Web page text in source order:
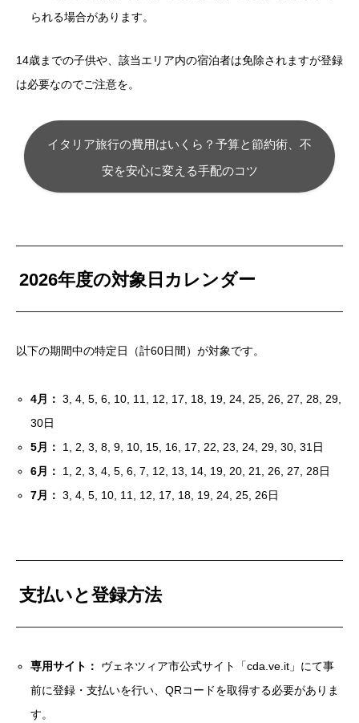
られる場合があります。
14歳までの子供や、 該当エリア内の宿泊者は免除されますが登録
は必要なのでご注意を。
イタリア旅行の費用はいくら？予算と節約術、不
安を安心に変える手配のコツ
2026年度の対象日カレンダー
以下の期間中の特定日（計60日間）が対象です。
4月： 3, 4, 5, 6, 10, 11, 12, 17, 18, 19, 24, 25, 26, 27, 28, 29,
30日
5月：
1, 2, 3, 8, 9, 10, 15, 16, 17, 22, 23, 24, 29, 30, 31日
6月：
1, 2, 3, 4, 5, 6, 7, 12, 13, 14, 19, 20, 21, 26, 27, 28日
7月： 3, 4, 5, 10, 11, 12, 17, 18, 19, 24, 25, 26日
支払いと登録方法
専用サイト：
ヴェネツィア市公式サイト「cda.ve.it」にて事
前に登録・支払いを行い、QRコードを取得する必要がありま
す。